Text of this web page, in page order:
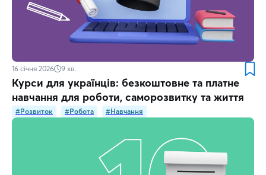
16 січня 2026 9 хв.
Курси для українців: безкоштовне та платне
навчання для роботи, саморозвитку та життя
#Розвиток #Робота #Навчання